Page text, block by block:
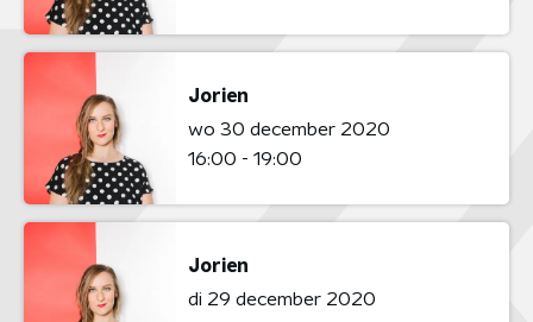
Jorien
wo 30 december 2020
16:00 - 19:00
Jorien
di 29 december 2020